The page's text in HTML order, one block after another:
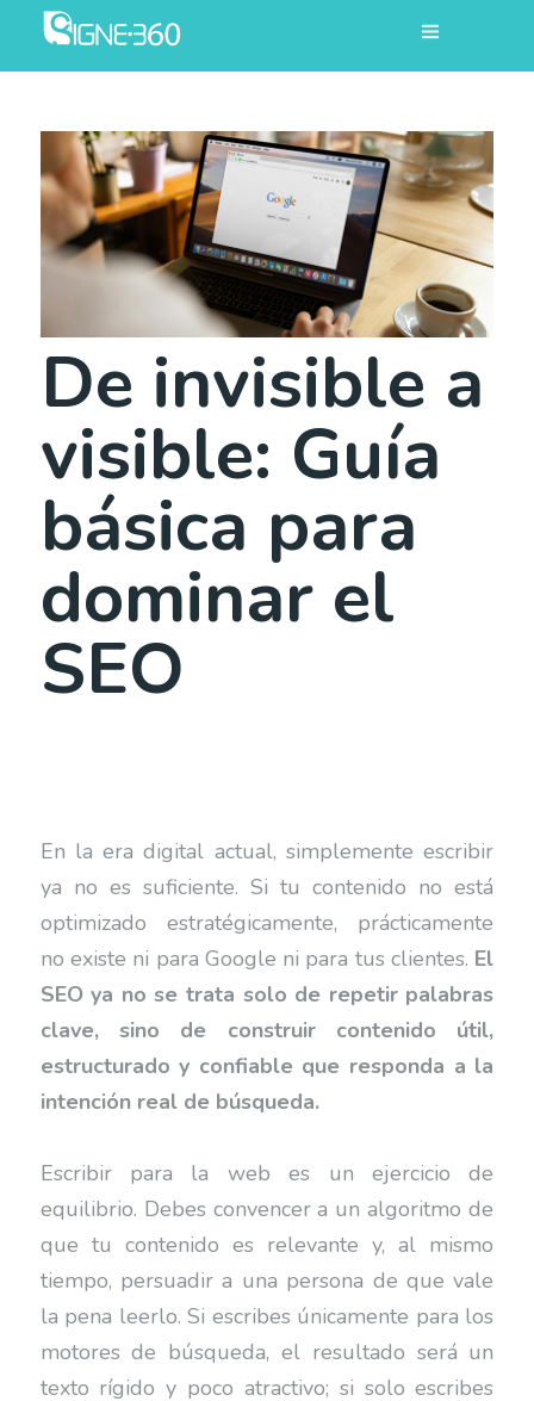
De invisible a
visible: Guía
básica para
dominar el
SEO
En la era digital actual, simplemente escribir
ya no es suficiente. Si tu contenido no está
optimizado estratégicamente, prácticamente
no existe ni para Google ni para tus clientes. El
SEO ya no se trata solo de repetir palabras
clave, sino de construir contenido útil,
estructurado y confiable que responda a la
intención real de búsqueda.
Escribir para la web es un ejercicio de
equilibrio. Debes convencer a un algoritmo de
que tu contenido es relevante y, al mismo
tiempo, persuadir a una persona de que vale
la pena leerlo. Si escribes únicamente para los
motores de búsqueda, el resultado será un
texto rígido y poco atractivo; si solo escribes